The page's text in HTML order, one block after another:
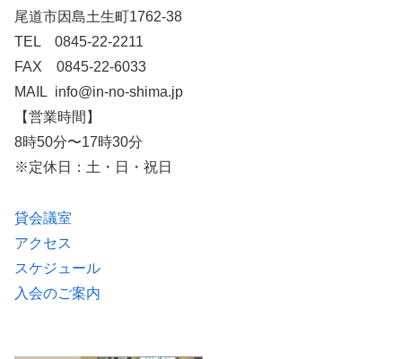
尾道市因島土生町1762-38
TEL 0845-22-2211
FAX 0845-22-6033
MAIL info@in-no-shima.jp
【営業時間】
8時50分〜17時30分
※定休日：土・日・祝日
貸会議室
アクセス
スケジュール
入会のご案内